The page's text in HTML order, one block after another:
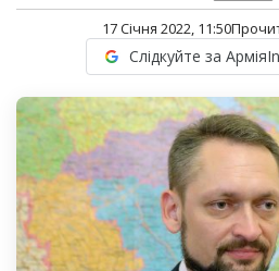
17 Січня 2022, 11:50
Слідкуйте за